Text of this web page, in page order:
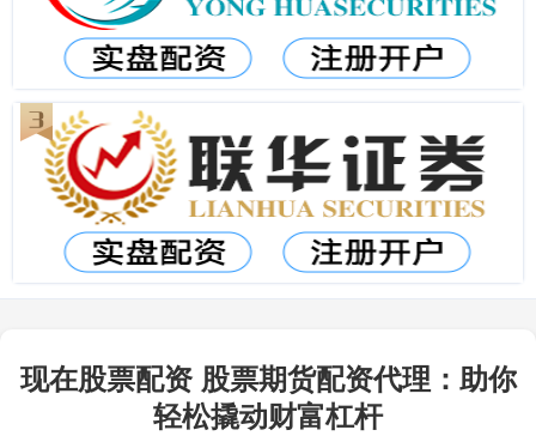
现在股票配资 股票期货配资代理：助你
轻松撬动财富杠杆